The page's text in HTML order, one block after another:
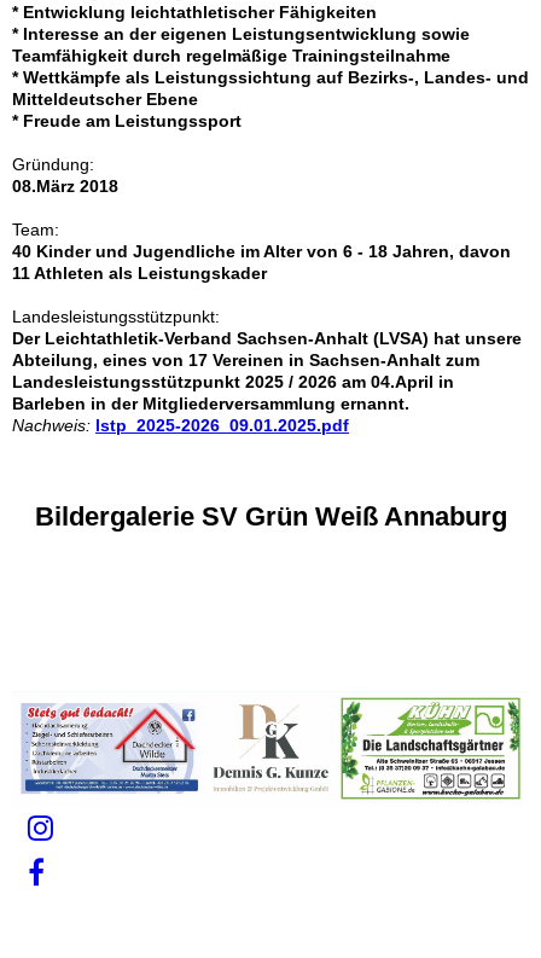
* Entwicklung leichtathletischer Fähigkeiten
* Interesse an der eigenen Leistungsentwicklung sowie
Teamfähigkeit durch regelmäßige Trainingsteilnahme
* Wettkämpfe als Leistungssichtung auf Bezirks-, Landes- und
Mitteldeutscher Ebene
* Freude am Leistungssport
Gründung:
08.März 2018
Team:
40 Kinder und Jugendliche im Alter von 6 - 18 Jahren, davon
11 Athleten als Leistungskader
Landesleistungsstützpunkt:
Der Leichtathletik-Verband Sachsen-Anhalt (LVSA) hat unsere
Abteilung, eines von 17 Vereinen in Sachsen-Anhalt zum
Landesleistungsstützpunkt 2025 / 2026 am 04.April in
Barleben in der Mitgliederversammlung ernannt.
Nachweis: lstp_2025-2026_09.01.2025.pdf
Bildergalerie SV Grün Weiß Annaburg